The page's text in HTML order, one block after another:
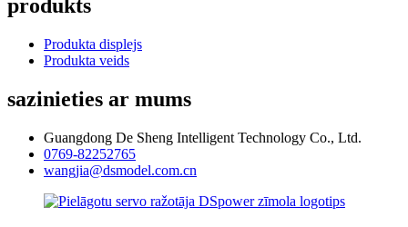
produkts
Produkta displejs
Produkta veids
sazinieties ar mums
Guangdong De Sheng Intelligent Technology Co., Ltd.
0769-82252765
wangjia@dsmodel.com.cn